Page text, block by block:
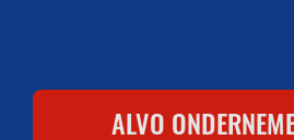
Footer
ALVO